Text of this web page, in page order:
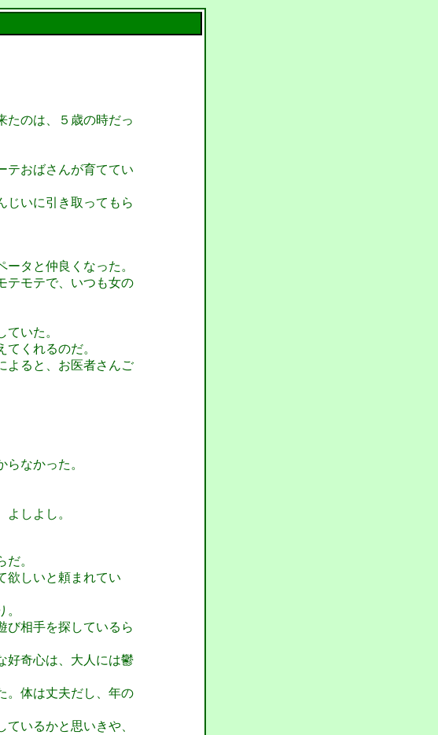
たのは、５歳の時だっ
テおばさんが育ててい
じいに引き取ってもら
タと仲良くなった。
テモテで、いつも女の
いた。
くれるのだ。
よると、お医者さんご
なかった。
しよし。
。
欲しいと頼まれてい
び相手を探しているら
好奇心は、大人には鬱
。体は丈夫だし、年の
いるかと思いきや、